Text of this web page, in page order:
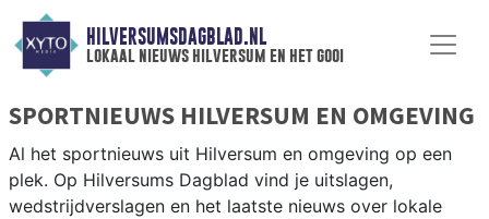
HILVERSUMSDAGBLAD.NL
lokaal nieuws hilversum en het gooi
SPORTNIEUWS HILVERSUM EN OMGEVING
Al het sportnieuws uit Hilversum en omgeving op een
plek. Op Hilversums Dagblad vind je uitslagen,
wedstrijdverslagen en het laatste nieuws over lokale